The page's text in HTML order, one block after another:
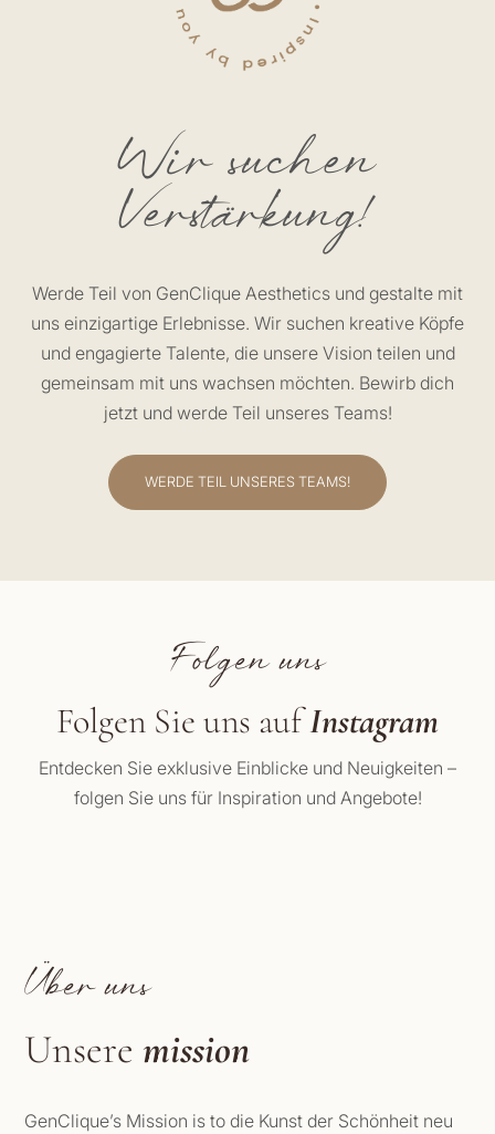
Wir suchen
Verstärkung!
Werde Teil von GenClique Aesthetics und gestalte mit
uns einzigartige Erlebnisse. Wir suchen kreative Köpfe
und engagierte Talente, die unsere Vision teilen und
gemeinsam mit uns wachsen möchten. Bewirb dich
jetzt und werde Teil unseres Teams!
WERDE TEIL UNSERES TEAMS!
Folgen uns
Folgen Sie uns aufInstagram
Entdecken Sie exklusive Einblicke und Neuigkeiten –
folgen Sie uns für Inspiration und Angebote!
Über uns
Unsere mission
GenClique’s Mission is to die Kunst der Schönheit neu